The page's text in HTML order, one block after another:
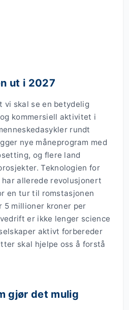
ut i 2027
vi skal se en betydelig
kommersiell aktivitet i
rundt
nye måneprogram med
og flere land
Teknologien for
allerede revolusjonert
en tur til romstasjonen
5 millioner kroner per
er ikke lenger science
aktivt forbereder
skal hjelpe oss å forstå
gjør det mulig